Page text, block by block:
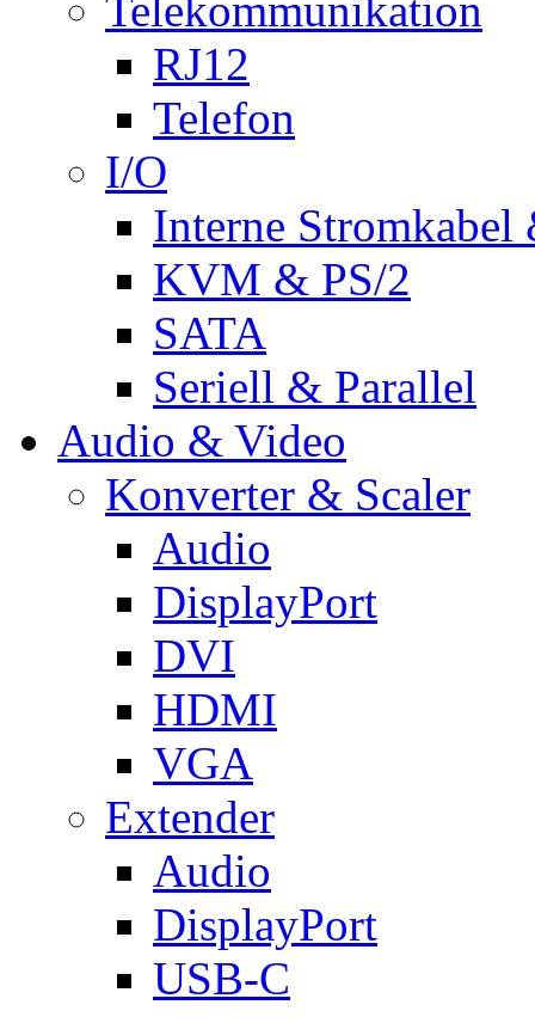
RJ12
Telefon
I/O
Interne Stromkabel
KVM & PS/2
SATA
Seriell & Parallel
Audio & Video
Konverter & Scaler
Audio
DisplayPort
DVI
HDMI
VGA
Extender
Audio
DisplayPort
USB-C